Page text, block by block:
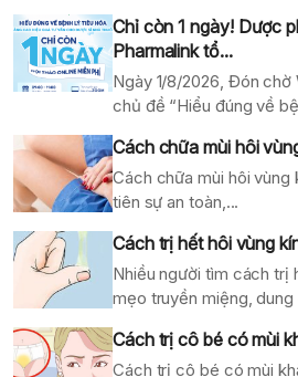
Chỉ còn 1 ngày! Dược
Pharmalink tổ...
Ngày 1/8/2026, Đón
chủ đề “Hiểu đúng về
Cách chữa mùi hôi
Cách chữa mùi hôi vùng
tiên sự an toàn,...
Cách trị hết hôi vùng
Nhiều người tìm cách trị
mẹo truyền miệng,
Cách trị cô bé có mùi
Cách trị cô bé có mùi